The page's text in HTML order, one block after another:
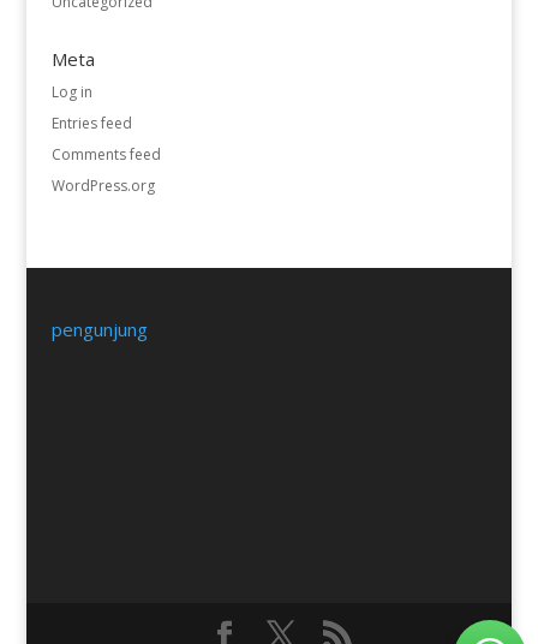
Meta
Log in
Entries feed
Comments feed
WordPress.org
pengunjung